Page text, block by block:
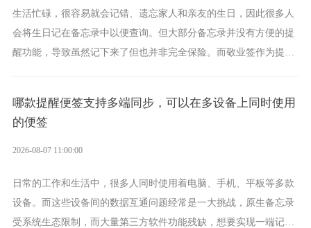
生活忙碌，很容易就会记错、遗忘家人和亲友的生日，因此很多人
会将生日记在备忘录中以便查询。但大部分备忘录并没有方便的提
醒功能，导致虽然记下来了但也并非完全保险。而敬业签作为提醒
哪款提醒便签支持多端同步，可以在多设备上同时使用
的便签
2026-08-07 11:00:00
日常的工作和生活中，很多人同时使用着电脑、手机、平板等多款
设备。而这些设备间的数据互通问题经常是一大挑战，原生备忘录
受系统生态限制，而大量第三方软件功能残缺，想要实现一端记